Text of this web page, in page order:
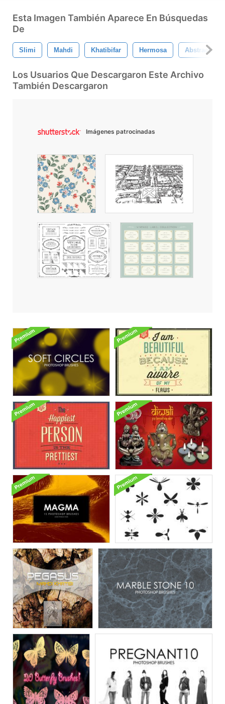
Esta Imagen También Aparece En Búsquedas
De
Slimi Mahdi Khatibifar Hermosa Abstracto
Los Usuarios Que Descargaron Este Archivo
También Descargaron
Imágenes patrocinadas